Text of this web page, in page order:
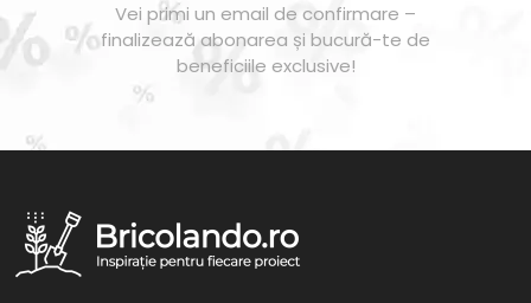
Vei primi un email de confirmare –
finalizează abonarea și bucură-te de
beneficiile exclusive!